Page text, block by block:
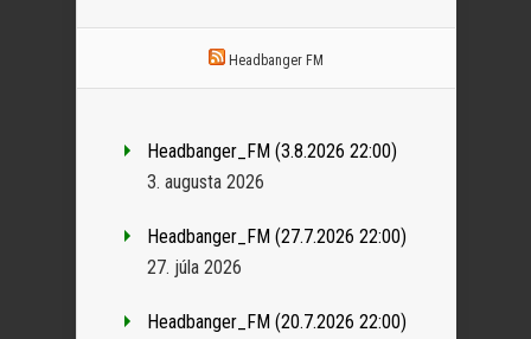
Headbanger FM
Headbanger_FM (3.8.2026 22:00)
3. augusta 2026
Headbanger_FM (27.7.2026 22:00)
27. júla 2026
Headbanger_FM (20.7.2026 22:00)